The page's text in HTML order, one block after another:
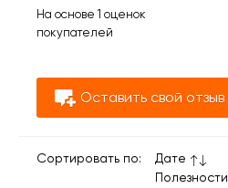
На основе 1 оценок
покупателей
Оставить свой отзыв
Сортировать по: Дате
Полезности